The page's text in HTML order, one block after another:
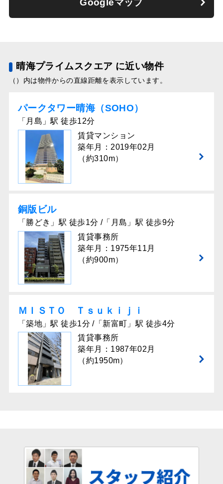
Googleマップ
晴海プライムスクエア に近い物件
（）内は物件からの直線距離を表示しています。
パークタワー晴海（SOHO）
「月島」駅 徒歩12分
賃貸マンション
築年月：2019年02月
（約310m）
銅版ビル
「勝どき」駅 徒歩1分 /「月島」駅 徒歩9分
賃貸事務所
築年月：1975年11月
（約900m）
ＭＩＳＴＯ Ｔｓｕｋｉｊｉ
「築地」駅 徒歩1分 /「新富町」駅 徒歩4分
賃貸事務所
築年月：1987年02月
（約1950m）